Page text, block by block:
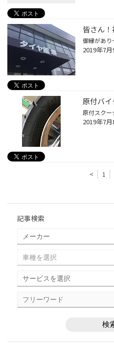
皆さん
2019年7月
原付バ
2019年7月
< 1
記事検索